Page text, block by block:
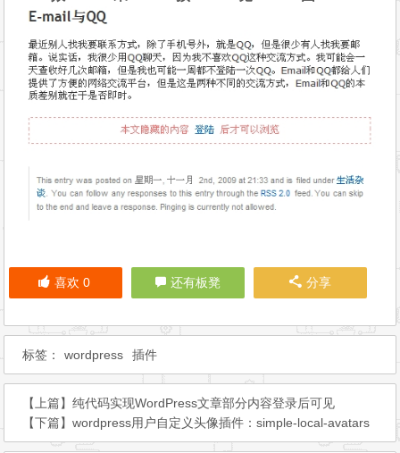
喜欢 0 还有板凳 分享
标签： wordpress 插件
【上篇】纯代码实现WordPress文章部分内容登录后可见
【下篇】wordpress用户自定义头像插件：simple-local-avatars